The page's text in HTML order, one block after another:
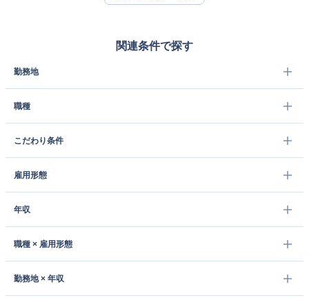
関連条件で探す
勤務地
職種
こだわり条件
雇用形態
年収
職種 × 雇用形態
勤務地 × 年収